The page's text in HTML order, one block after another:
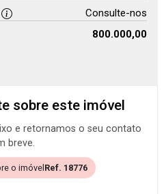
Consulte-nos
800.000,00
sobre este imóvel
e retornamos o seu contato
breve.
o imóvel Ref. 18776